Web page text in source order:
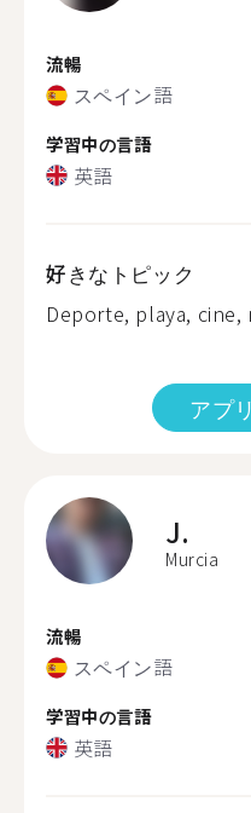
流暢
スペイン語
学習中の言語
英語
好きなトピック
Deporte, playa, cine,
アプ
J.
Murcia
流暢
スペイン語
学習中の言語
英語